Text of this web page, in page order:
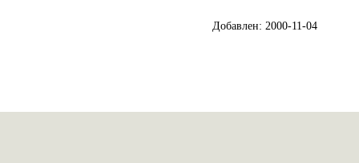
Добавлен: 2000-11-04